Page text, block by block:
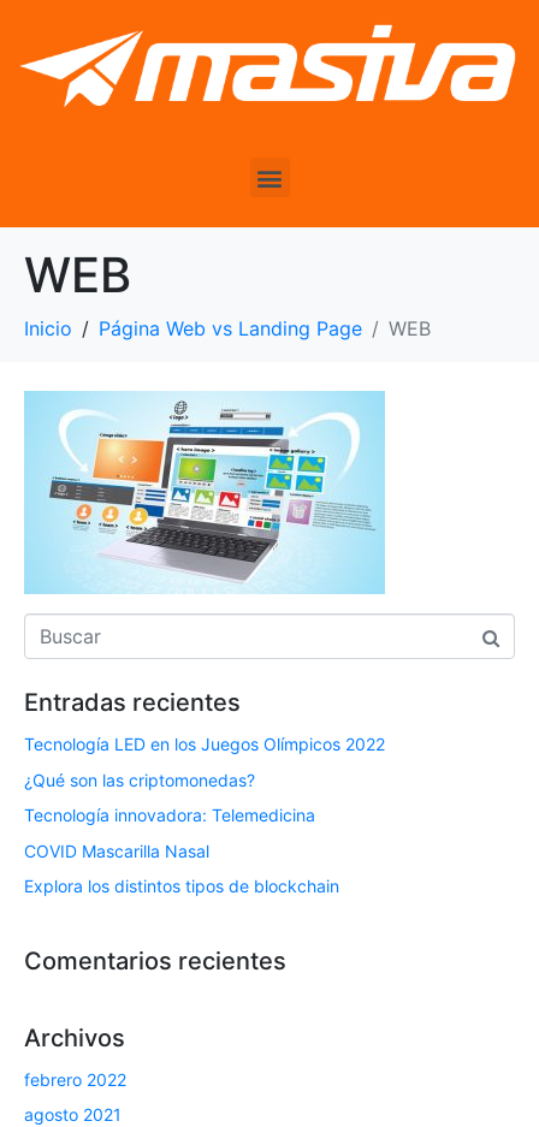
WEB
Inicio Página Web vs Landing Page WEB
Entradas recientes
Tecnología LED en los Juegos Olímpicos 2022
¿Qué son las criptomonedas?
Tecnología innovadora: Telemedicina
COVID Mascarilla Nasal
Explora los distintos tipos de blockchain
Comentarios recientes
Archivos
febrero 2022
agosto 2021